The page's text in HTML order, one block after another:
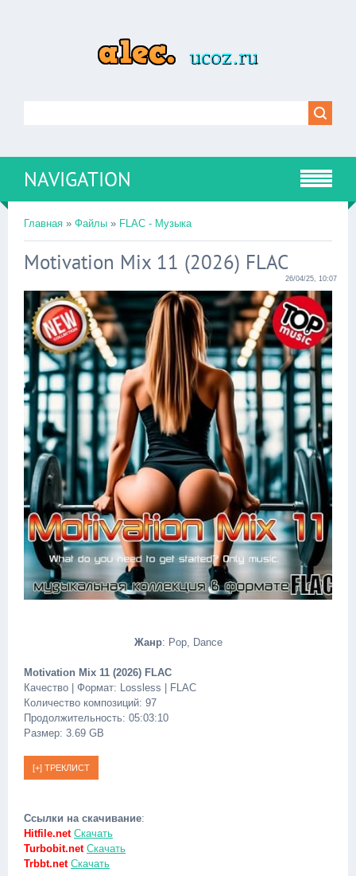
NAVIGATION
Главная » Файлы » FLAC - Музыка
Motivation Mix 11 (2026) FLAC
26/04/25, 10:07
Жанр: Pop, Dance
Motivation Mix 11 (2026) FLAC
Качество | Формат: Lossless | FLAC
Количество композиций: 97
Продолжительность: 05:03:10
Размер: 3.69 GB
Ссылки на скачивание:
Hitfile.net Скачать
Turbobit.net Скачать
Trbbt.net Скачать